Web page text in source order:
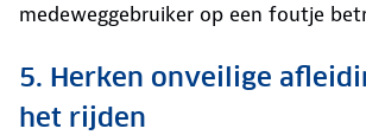
medeweggebruiker op een foutje
5. Herken onveilige
het rijden